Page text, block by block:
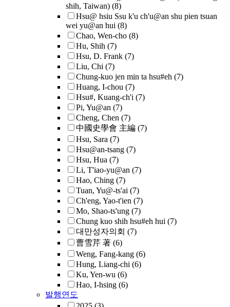
shih, Taiwan) (8)
Hsu@ hsiu Ssu k'u ch'u@an shu pien tsuan
wei yu@an hui (8)
Chao, Wen-cho (8)
Hu, Shih (7)
Hsu, D. Frank (7)
Liu, Chi (7)
Chung-kuo jen min ta hsu#eh (7)
Huang, I-chou (7)
Hsu#, Kuang-ch'i (7)
Pi, Yu@an (7)
Cheng, Chen (7)
中國史學會 主編 (7)
Hsu, Sara (7)
Hsu@an-tsang (7)
Hsu, Hua (7)
Li, T'iao-yu@an (7)
Hao, Ching (7)
Tuan, Yu@-ts'ai (7)
Ch'eng, Yao-t'ien (7)
Mo, Shao-ts'ung (7)
Chung kuo shih hsu#eh hui (7)
대만성자의회 (7)
曹雪芹 著 (6)
Weng, Fang-kang (6)
Hung, Liang-chi (6)
Ku, Yen-wu (6)
Hao, I-hsing (6)
발행연도